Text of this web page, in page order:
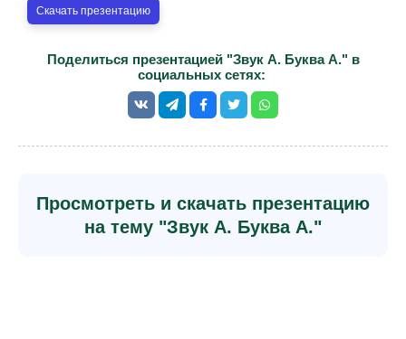
Скачать презентацию
Поделиться презентацией "Звук А. Буква А." в
социальных сетях:
Просмотреть и скачать презентацию
на тему "Звук А. Буква А."